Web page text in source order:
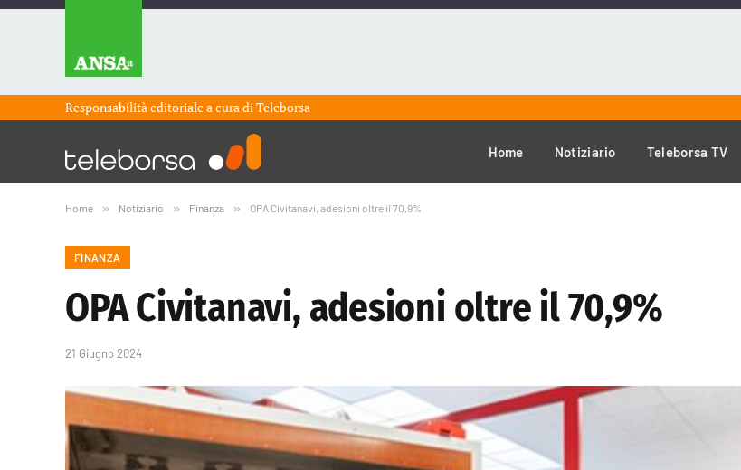
Responsabilità editoriale a cura diTeleborsa
Home Notiziario Teleborsa TV
Home » Notiziario » Finanza » OPA Civitanavi, adesioni oltre il 70,9%
FINANZA
OPA Civitanavi, adesioni oltre il 70,9%
21 Giugno 2024